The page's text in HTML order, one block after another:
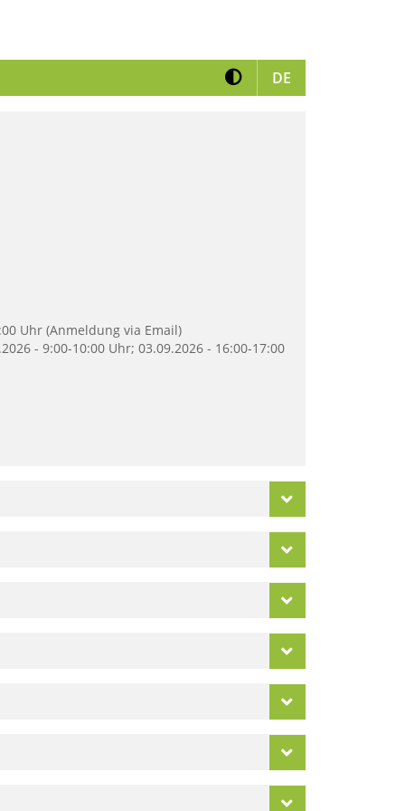
Kontrast erhöhen
DE
Uhr (Anmeldung via Email)
- 9:00-10:00 Uhr; 03.09.2026 - 16:00-17:00